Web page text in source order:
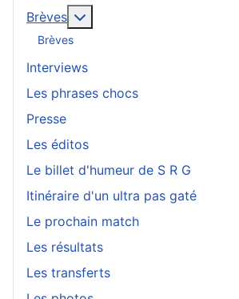
Brèves
Brèves
Interviews
Les phrases chocs
Presse
Les éditos
Le billet d'humeur de S R G
Itinéraire d'un ultra pas gaté
Le prochain match
Les résultats
Les transferts